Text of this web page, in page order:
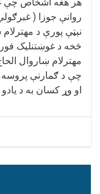
نېټې پورې د
څخه د غوښتنلیک
مهترلام ښاروال
چې د ګمارنې
او وړ کسان به د